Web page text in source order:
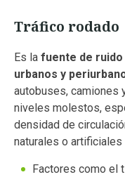
Tráfico rodado
Es la fuente de
urbanos y
autobuses, camiones
niveles molestos,
densidad de
naturales o
Factores como el